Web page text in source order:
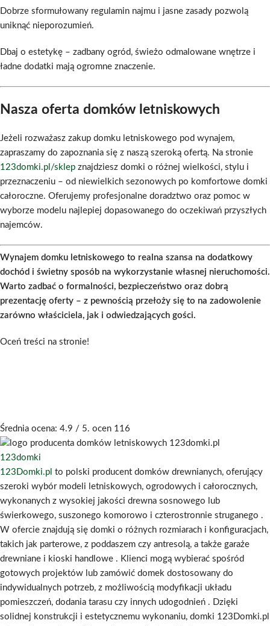
Dobrze sformułowany regulamin najmu i jasne zasady pozwolą
uniknąć nieporozumień.
Dbaj o estetykę – zadbany ogród, świeżo odmalowane wnętrze i
ładne dodatki mają ogromne znaczenie.
Nasza oferta domków letniskowych
Jeżeli rozważasz zakup domku letniskowego pod wynajem,
zapraszamy do zapoznania się z naszą szeroką ofertą. Na stronie
123domki.pl/sklep znajdziesz domki o różnej wielkości, stylu i
przeznaczeniu – od niewielkich sezonowych po komfortowe domki
całoroczne. Oferujemy profesjonalne doradztwo oraz pomoc w
wyborze modelu najlepiej dopasowanego do oczekiwań przyszłych
najemców.
Wynajem domku letniskowego to realna szansa na dodatkowy
dochód i świetny sposób na wykorzystanie własnej nieruchomości.
Warto zadbać o formalności, bezpieczeństwo oraz dobrą
prezentację oferty – z pewnością przełoży się to na zadowolenie
zarówno właściciela, jak i odwiedzających gości.
Oceń treści na stronie!
Średnia ocena: 4.9 / 5. ocen 116
123domki
123Domki.pl to polski producent domków drewnianych, oferujący
szeroki wybór modeli letniskowych, ogrodowych i całorocznych,
wykonanych z wysokiej jakości drewna sosnowego lub
świerkowego, suszonego komorowo i czterostronnie struganego .
W ofercie znajdują się domki o różnych rozmiarach i konfiguracjach,
takich jak parterowe, z poddaszem czy antresolą, a także garaże
drewniane i kioski handlowe . Klienci mogą wybierać spośród
gotowych projektów lub zamówić domek dostosowany do
indywidualnych potrzeb, z możliwością modyfikacji układu
pomieszczeń, dodania tarasu czy innych udogodnień . Dzięki
solidnej konstrukcji i estetycznemu wykonaniu, domki 123Domki.pl